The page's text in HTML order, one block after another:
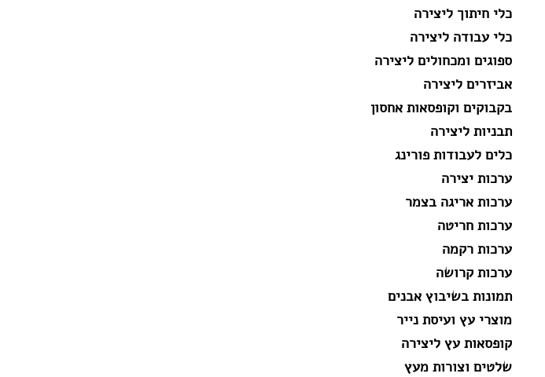
כלי חיתוך ליצירה
כלי עבודה ליצירה
ספוגים ומכחולים ליצירה
אביזרים ליצירה
בקבוקים וקופסאות אחסון
תבניות ליצירה
כלים לעבודות פורינג
ערכות יצירה
ערכות אריגה בצמר
ערכות חריטה
ערכות רקמה
ערכות קרושה
תמונות בשיבוץ אבנים
מוצרי עץ ועיסת נייר
קופסאות עץ ליצירה
שלטים וצורות מעץ